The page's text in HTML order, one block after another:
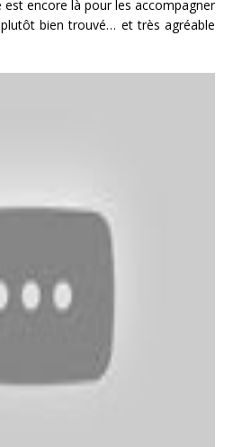
est encore là pour les accompagner
plutôt bien trouvé… et très agréable